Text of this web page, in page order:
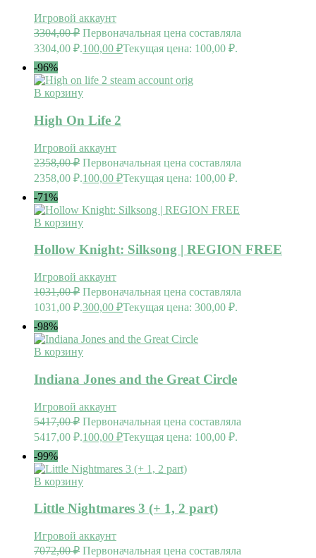
Игровой аккаунт
3304,00₽ Первоначальная цена составляла
3304,00 ₽.100,00 ₽Текущая цена: 100,00 ₽.
-96%
В корзину
High On Life 2
Игровой аккаунт
2358,00₽ Первоначальная цена составляла
2358,00 ₽.100,00 ₽Текущая цена: 100,00 ₽.
-71%
В корзину
Hollow Knight: Silksong | REGION FREE
Игровой аккаунт
1031,00₽ Первоначальная цена составляла
1031,00 ₽.300,00 ₽Текущая цена: 300,00 ₽.
-98%
В корзину
Indiana Jones and the Great Circle
Игровой аккаунт
5417,00₽ Первоначальная цена составляла
5417,00 ₽.100,00 ₽Текущая цена: 100,00 ₽.
-99%
В корзину
Little Nightmares 3 (+ 1, 2 part)
Игровой аккаунт
7072,00₽ Первоначальная цена составляла